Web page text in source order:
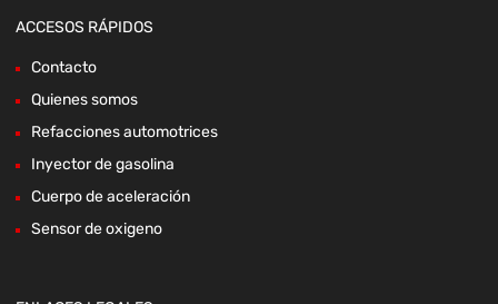
ACCESOS RÁPIDOS
Contacto
Quienes somos
Refacciones automotrices
Inyector de gasolina
Cuerpo de aceleración
Sensor de oxigeno